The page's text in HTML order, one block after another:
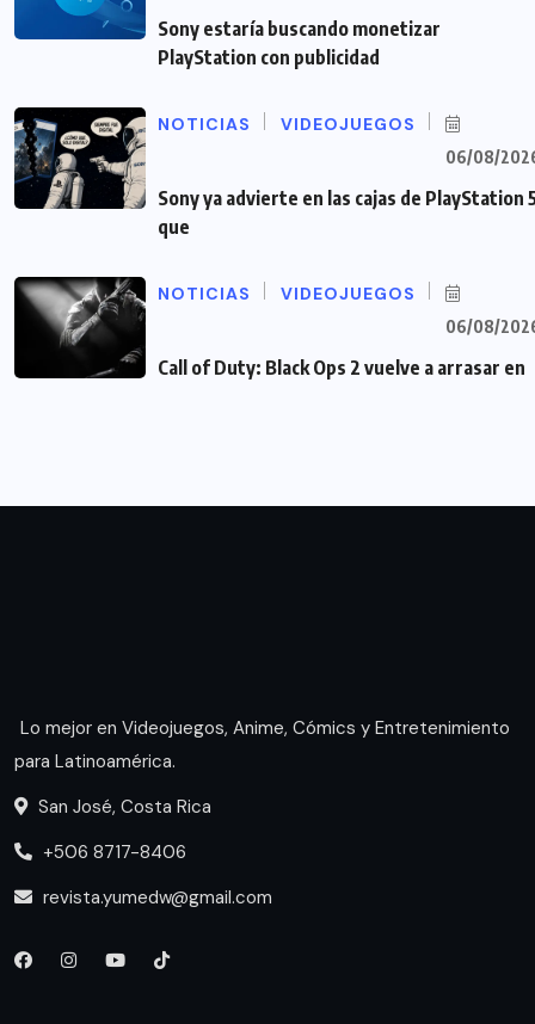
Sony estaría buscando monetizar
PlayStation con publicidad
NOTICIAS VIDEOJUEGOS
06/08/
Sony ya advierte en las cajas de PlayStation
que
NOTICIAS VIDEOJUEGOS
06/08/
Call of Duty: Black Ops 2 vuelve a arrasar en
Lo mejor en Videojuegos, Anime, Cómics y Entretenimiento
para Latinoamérica.
San José, Costa Rica
+506 8717-8406
revista.yumedw@gmail.com